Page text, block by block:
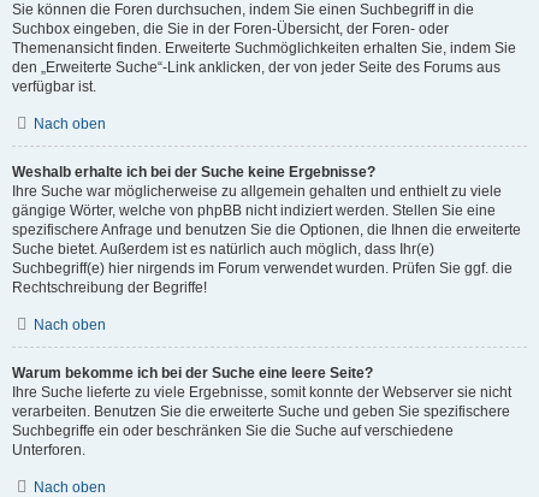
Sie können die Foren durchsuchen, indem Sie einen Suchbegriff in die
Suchbox eingeben, die Sie in der Foren-Übersicht, der Foren- oder
Themenansicht finden. Erweiterte Suchmöglichkeiten erhalten Sie, indem Sie
den „Erweiterte Suche“-Link anklicken, der von jeder Seite des Forums aus
verfügbar ist.
Nach oben
Weshalb erhalte ich bei der Suche keine Ergebnisse?
Ihre Suche war möglicherweise zu allgemein gehalten und enthielt zu viele
gängige Wörter, welche von phpBB nicht indiziert werden. Stellen Sie eine
spezifischere Anfrage und benutzen Sie die Optionen, die Ihnen die erweiterte
Suche bietet. Außerdem ist es natürlich auch möglich, dass Ihr(e)
Suchbegriff(e) hier nirgends im Forum verwendet wurden. Prüfen Sie ggf. die
Rechtschreibung der Begriffe!
Nach oben
Warum bekomme ich bei der Suche eine leere Seite?
Ihre Suche lieferte zu viele Ergebnisse, somit konnte der Webserver sie nicht
verarbeiten. Benutzen Sie die erweiterte Suche und geben Sie spezifischere
Suchbegriffe ein oder beschränken Sie die Suche auf verschiedene
Unterforen.
Nach oben